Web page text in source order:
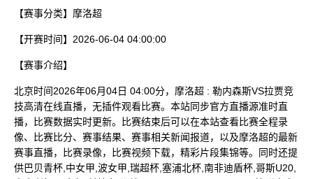
【赛事分类】 摩洛超
【开赛时间】 2026-06-04 04:00:00
【赛事介绍】
北京时间2026年06月04日 04:00分，摩洛超 : 勒内森斯VS拉贾竞
技高清在线直播，无插件观看比赛。本站同步官方直播源准时直
播，比赛数据实时更新。比赛结束后可以在本站查看比赛全程录
像、比赛比分、赛事结果、赛事相关新闻报道，以及摩洛超的最新
赛事直播，比赛录像，比赛视频下载，精彩片段集锦等。同时还提
供巴贝青杯,中女甲,波女甲,瑞超杯,塞浦北杯,南非迪盾杯,哥斯U20,